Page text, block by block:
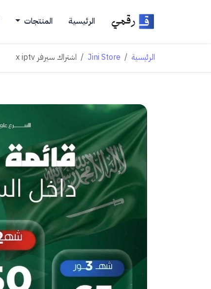
الرئيسية المنتجات
الرئيسية Jini Store اشتراك سيرفر x iptv